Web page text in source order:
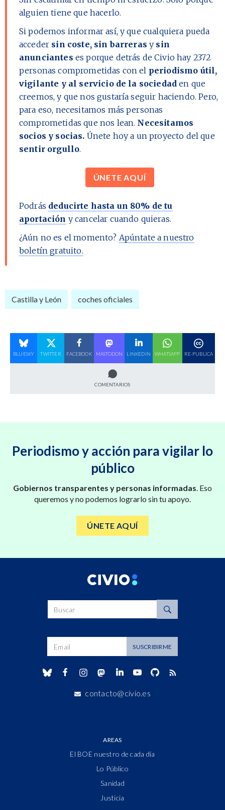
alguien tiene que hacerlo.
Si podemos informar así, y que cualquiera pueda
acceder sin coste, sin barreras y sin
anunciantes es porque detrás de Civio hay 2372
personas comprometidas con el periodismo útil,
vigilante y al servicio de la sociedad en que
creemos, y que nos gustaría seguir haciendo. Pero,
para eso, necesitamos más personas
comprometidas que nos lean. Necesitamos
socios y socias. Únete hoy a un proyecto del que
sentir orgullo.
ÚNETE AQUÍ
Podrás deducirte hasta un 80% de tu
aportación y cancelar cuando quieras.
¿Aún no es el momento? Apúntate a nuestro
boletín gratuito.
Castilla y León coches oficiales
BLUESKY TWITTER FACEBOOK MASTODON LINKEDIN WHATSAPP RE-PUBLICA
COMENTARIOS
Periodismo y acción para vigilar lo
público
Gobiernos transparentes y personas informadas. Eso
queremos y no podemos lograrlo sin tu apoyo.
ÚNETE AQUÍ
SUSCRIBIRME
contacto@civio.es
AREAS
El BOE nuestro de cada día
Lo Público
Sanidad
Justicia